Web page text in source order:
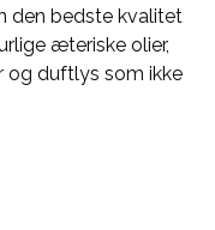
den bedste kvalitet
æteriske olier,
og duftlys som ikke